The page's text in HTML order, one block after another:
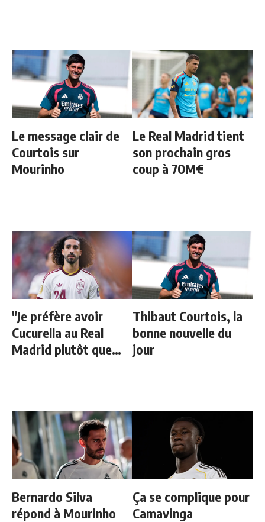
Le message clair de
Courtois sur
Mourinho
Le Real Madrid tient
son prochain gros
coup à 70M€
"Je préfère avoir
Cucurella au Real
Madrid plutôt que
Thibaut Courtois, la
bonne nouvelle du
jour
Bernardo Silva
répond à Mourinho
Ça se complique pour
Camavinga